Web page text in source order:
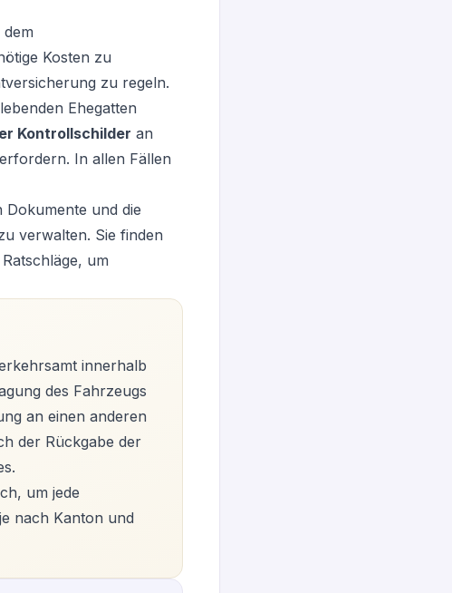
Kosten zu
zu regeln.
Ehegatten
Kontrollschilder an
In allen Fällen
und die
verwalten. Sie finden
um
innerhalb
des Fahrzeugs
an einen anderen
der Rückgabe der
um jede
nach Kanton und